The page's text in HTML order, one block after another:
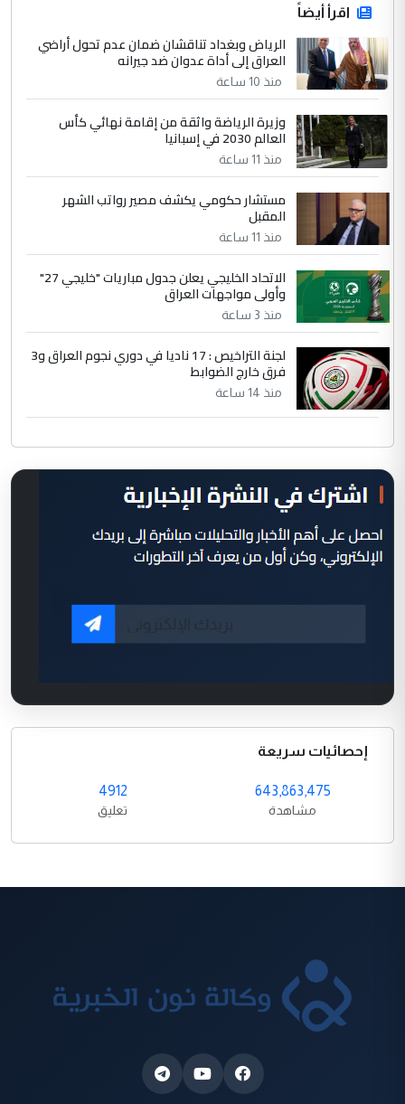
اقرأ أيضاً
الرياض وبغداد تناقشان ضمان عدم تحول أراضي
العراق إلى أداة عدوان ضد جيرانه
منذ 10 ساعة
وزيرة الرياضة واثقة من إقامة نهائي كأس
العالم 2030 في إسبانيا
منذ 11 ساعة
مستشار حكومي يكشف مصير رواتب الشهر
المقبل
منذ 11 ساعة
الاتحاد الخليجي يعلن جدول مباريات "خليجي 27"
وأولى مواجهات العراق
منذ 3 ساعة
لجنة التراخيص : 17 ناديا في دوري نجوم العراق و3
فرق خارج الضوابط
منذ 14 ساعة
إحصائيات سريعة
643,863,475
مشاهدة
4912
تعليق